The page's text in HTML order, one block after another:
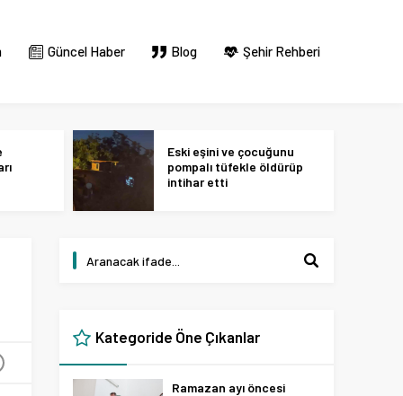
Güncel Haber Blog Şehir Rehberi
Eski eşini ve çocuğunu
pompalı tüfekle öldürüp
intihar etti
Kategoride Öne Çıkanlar
Ramazan ayı öncesi